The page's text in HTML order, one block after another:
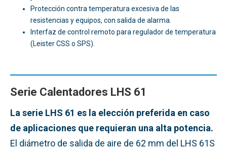
Protección contra temperatura excesiva de las
resistencias y equipos, con salida de alarma.
Interfaz de control remoto para regulador de temperatura
(Leister CSS o SPS).
Serie Calentadores LHS 61
La serie LHS 61 es la elección preferida en caso
de aplicaciones que requieran una alta potencia.
El diámetro de salida de aire de 62 mm del LHS 61S